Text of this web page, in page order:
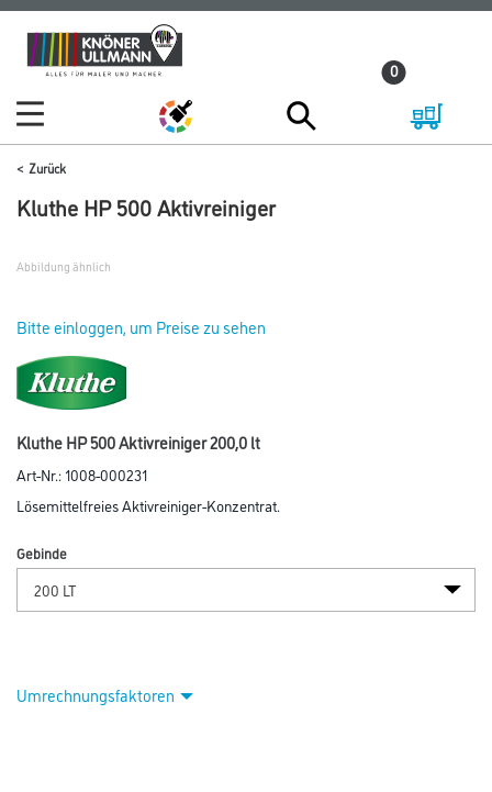
Zum
Inhalt
Zum
Navigationsmenü
0
Zurück
Kluthe HP 500 Aktivreiniger
Abbildung ähnlich
Bitte einloggen, um Preise zu sehen
Kluthe HP 500 Aktivreiniger 200,0 lt
Art-Nr.:1008-000231
Lösemittelfreies Aktivreiniger-Konzentrat.
Gebinde
Umrechnungsfaktoren